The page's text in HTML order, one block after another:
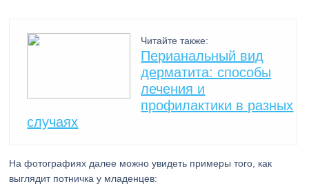
Читайте также:
Перианальный вид
дерматита: способы
лечения и
профилактики в разных
случаях
На фотографиях далее можно увидеть примеры того, как
выглядит потничка у младенцев: